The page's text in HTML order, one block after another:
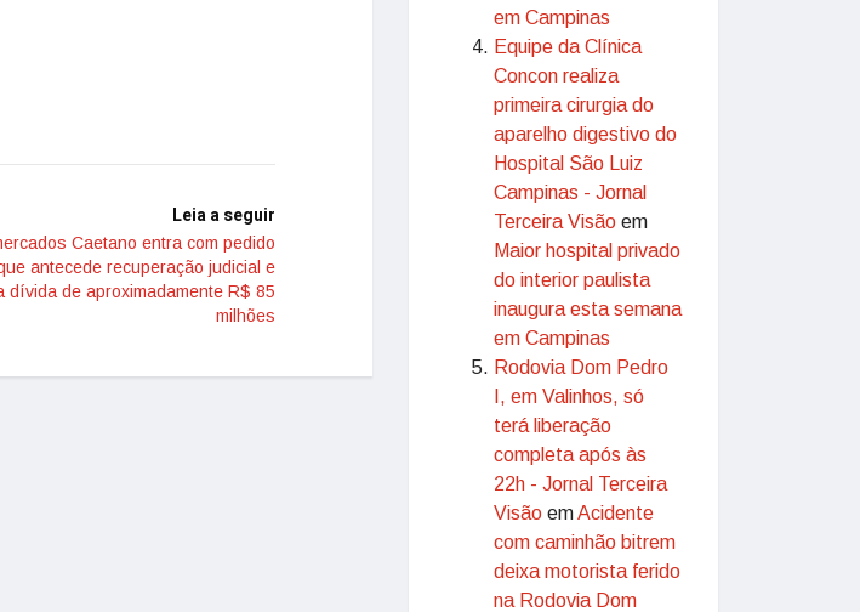
Leia a seguir
Caetano entra com pedido
antecede recuperação judicial e
dívida de aproximadamente R$ 85
milhões
em Campinas
Equipe da Clínica
Concon realiza
primeira cirurgia do
aparelho digestivo do
Hospital São Luiz
Campinas - Jornal
Terceira Visão em
Maior hospital privado
do interior paulista
inaugura esta semana
em Campinas
Rodovia Dom Pedro
I, em Valinhos, só
terá liberação
completa após às
22h - Jornal Terceira
Visão emAcidente
com caminhão bitrem
deixa motorista ferido
na Rodovia Dom